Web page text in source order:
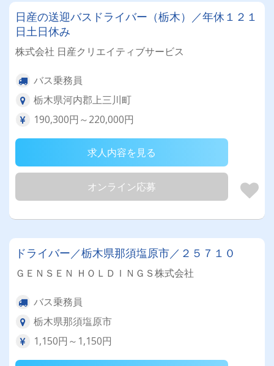
日産の送迎バスドライバー（栃木）／年休１２１
日土日休み
株式会社 日産クリエイティブサービス
バス乗務員
栃木県河内郡上三川町
190,300円～220,000円
求人内容を見る
オンライン応募
ドライバー／栃木県那須塩原市／２５７１０
ＧＥＮＳＥＮ ＨＯＬＤＩＮＧＳ株式会社
バス乗務員
栃木県那須塩原市
1,150円～1,150円